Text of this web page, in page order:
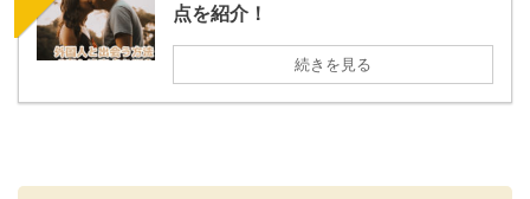
点を紹介！
続きを見る